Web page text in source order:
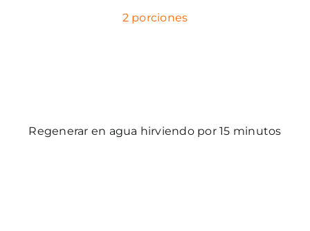
2 porciones
Regenerar en agua hirviendo por 15 minutos